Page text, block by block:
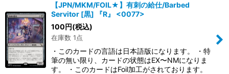
【JPN/MKM/FOIL★】有刺の給仕/Barbed
Servitor [黒] 『R』 <0077>
100円(税込)
在庫数 1点
・このカードの言語は日本語版になります。 ・特
筆の無い限り、カードの状態はEX〜NMになりま
す。 ・このカードはFoil加工がされております。